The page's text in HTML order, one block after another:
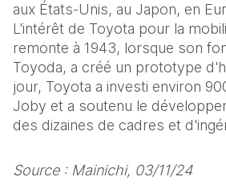
aux États-Unis, au Japon, en
L'intérêt de Toyota pour la
remonte à 1943, lorsque son
Toyoda, a créé un prototype
jour, Toyota a investi environ
Joby et a soutenu le
des dizaines de cadres et
Source : Mainichi, 03/11/24